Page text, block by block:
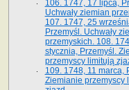
106. 1747, 17 lipca,
Uchwały ziemian
107. 1747, 25
Przemyśl. Uchwały
przemyskich. 108.
stycznia, Przemyśl.
przemyscy limitują
109. 1748, 11 marca,
Ziemianie przemyscy